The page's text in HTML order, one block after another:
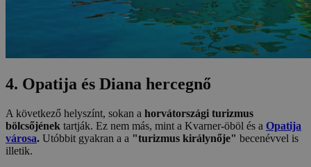
4. Opatija és Diana hercegnő
A következő helyszínt, sokan a horvátországi turizmus
bölcsőjének tartják. Ez nem más, mint a Kvarner-öböl és a Opatija
városa. Utóbbit gyakran a a "turizmus királynője" becenévvel is
illetik.